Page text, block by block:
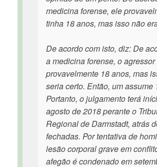
medicina forense, ele
tinha 18 anos, mas isso não
De acordo com isto, diz: De
a medicina forense, o agressor
provavelmente 18 anos, mas
seria certo. Então, um assume
Portanto, o julgamento terá
agosto de 2018 perante o
Regional de Darmstadt, atrás
fechadas. Por tentativa de
lesão corporal grave em
afegão é condenado em